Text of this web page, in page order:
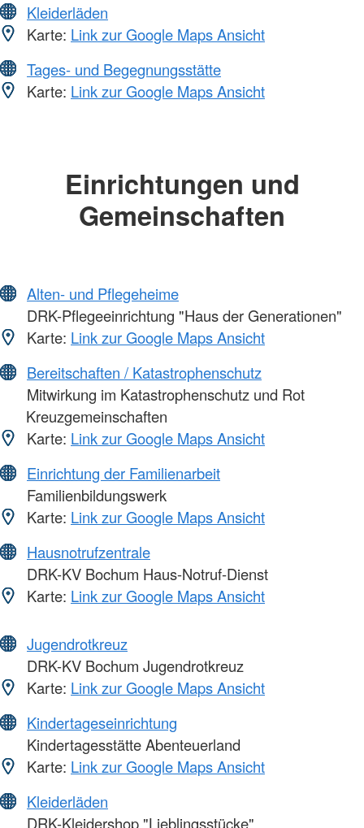
Kleiderläden
Karte: Link zur Google Maps Ansicht
Tages- und Begegnungsstätte
Karte: Link zur Google Maps Ansicht
Einrichtungen und
Gemeinschaften
Alten- und Pflegeheime
DRK-Pflegeeinrichtung "Haus der Generationen"
Karte: Link zur Google Maps Ansicht
Bereitschaften / Katastrophenschutz
Mitwirkung im Katastrophenschutz und Rot
Kreuzgemeinschaften
Karte: Link zur Google Maps Ansicht
Einrichtung der Familienarbeit
Familienbildungswerk
Karte: Link zur Google Maps Ansicht
Hausnotrufzentrale
DRK-KV Bochum Haus-Notruf-Dienst
Karte: Link zur Google Maps Ansicht
Jugendrotkreuz
DRK-KV Bochum Jugendrotkreuz
Karte: Link zur Google Maps Ansicht
Kindertageseinrichtung
Kindertagesstätte Abenteuerland
Karte: Link zur Google Maps Ansicht
Kleiderläden
DRK-Kleidershop "Lieblingsstücke"